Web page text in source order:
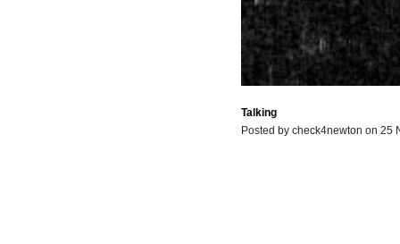
Talking
Posted by check4newton on 25